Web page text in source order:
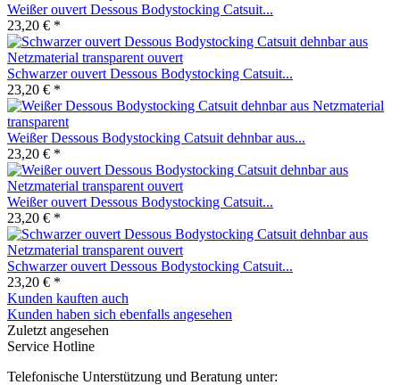
Weißer ouvert Dessous Bodystocking Catsuit...
23,20 € *
Schwarzer ouvert Dessous Bodystocking Catsuit...
23,20 € *
Weißer Dessous Bodystocking Catsuit dehnbar aus...
23,20 € *
Weißer ouvert Dessous Bodystocking Catsuit...
23,20 € *
Schwarzer ouvert Dessous Bodystocking Catsuit...
23,20 € *
Kunden kauften auch
Kunden haben sich ebenfalls angesehen
Zuletzt angesehen
Service Hotline
Telefonische Unterstützung und Beratung unter: